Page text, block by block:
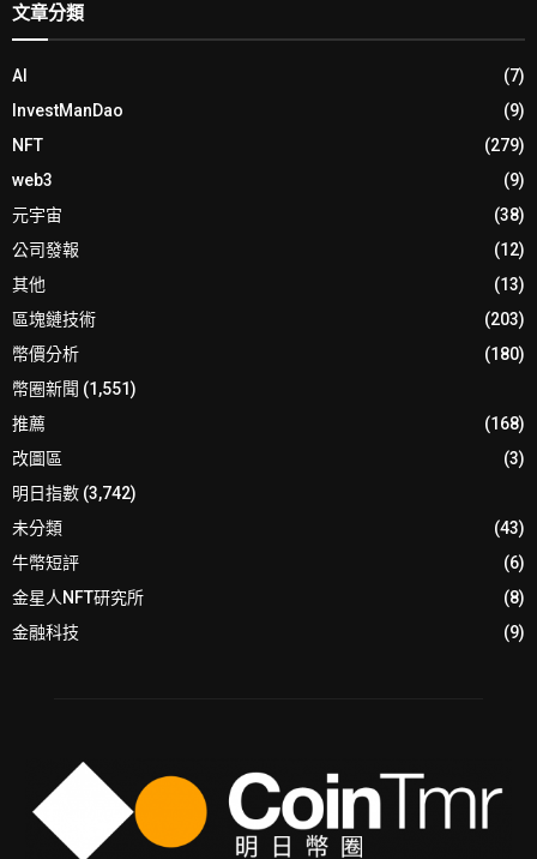
文章分類
AI
(7)
InvestManDao
(9)
NFT
(279)
web3
(9)
元宇宙
(38)
公司發報
(12)
其他
(13)
區塊鏈技術
(203)
幣價分析
(180)
幣圈新聞 (1,551)
推薦
(168)
改圖區
(3)
明日指數 (3,742)
未分類
(43)
牛幣短評
(6)
金星人NFT研究所
(8)
金融科技
(9)